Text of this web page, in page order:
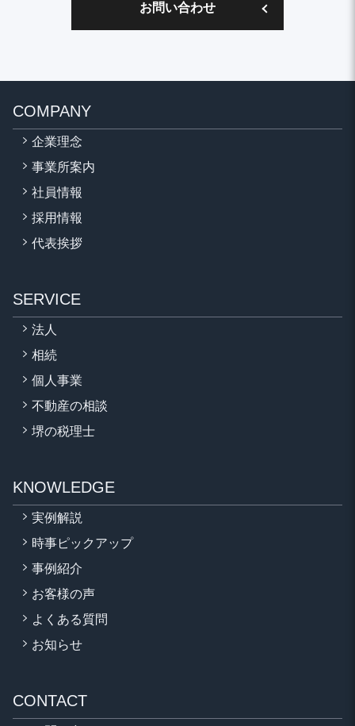
お問い合わせ
COMPANY
企業理念
事業所案内
社員情報
採用情報
代表挨拶
SERVICE
法人
相続
個人事業
不動産の相談
堺の税理士
KNOWLEDGE
実例解説
時事ピックアップ
事例紹介
お客様の声
よくある質問
お知らせ
CONTACT